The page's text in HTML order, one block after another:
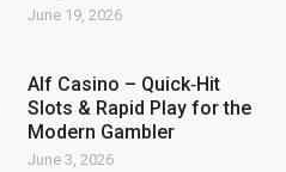
June 19, 2026
Alf Casino – Quick‑Hit
Slots & Rapid Play for the
Modern Gambler
June 3, 2026